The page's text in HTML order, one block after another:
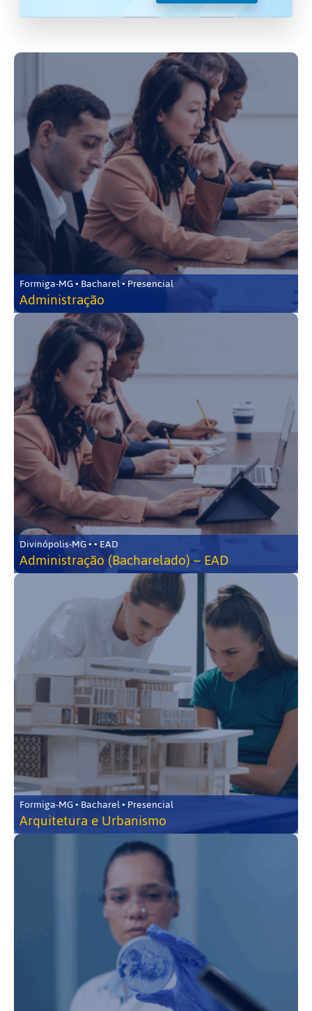
Formiga-MG • Bacharel • Presencial
Administração
Divinópolis-MG • • EAD
Administração (Bacharelado) – EAD
Formiga-MG • Bacharel • Presencial
Arquitetura e Urbanismo